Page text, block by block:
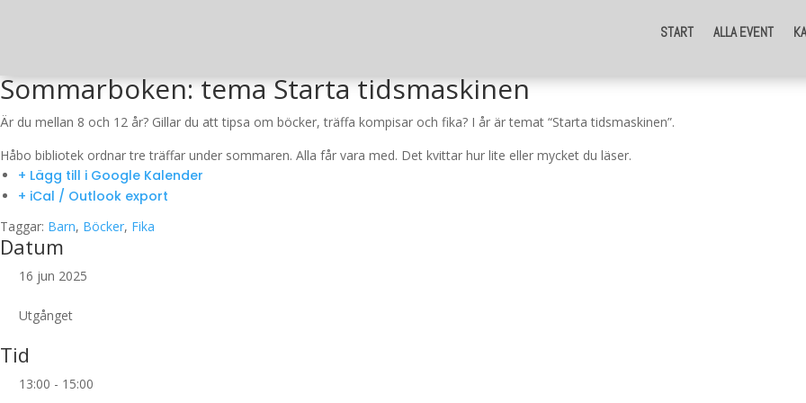
START ALLA EVENT
Sommarboken: tema Starta tidsmaskinen
Är du mellan 8 och 12 år? Gillar du att tipsa om böcker, träffa kompisar och fika? I år är temat “Starta tidsmaskinen”.
Håbo bibliotek ordnar tre träffar under sommaren. Alla får vara med. Det kvittar hur lite eller mycket du läser.
+ Lägg till i Google Kalender
+ iCal / Outlook export
Taggar: Barn, Böcker, Fika
Datum
16 jun 2025
Utgånget
Tid
13:00 - 15:00